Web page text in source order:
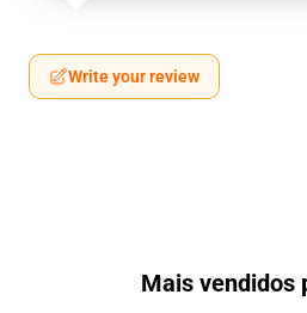
Write your review
Mais vendidos